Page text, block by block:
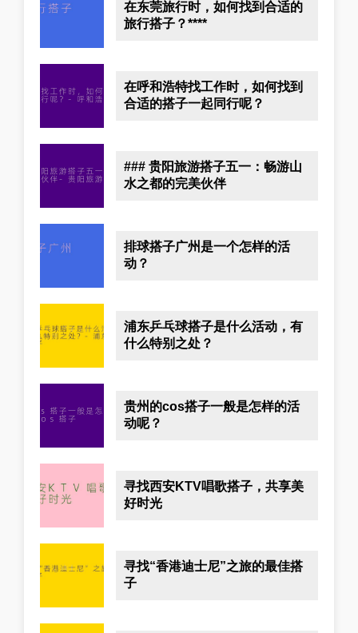
在东莞旅行时，如何找到合适的
旅行搭子？****
在呼和浩特找工作时，如何找到
合适的搭子一起同行呢？
### 贵阳旅游搭子五一：畅游山
水之都的完美伙伴
排球搭子广州是一个怎样的活
动？
浦东乒乓球搭子是什么活动，有
什么特别之处？
贵州的cos搭子一般是怎样的活
动呢？
寻找西安KTV唱歌搭子，共享美
好时光
寻找“香港迪士尼”之旅的最佳搭
子